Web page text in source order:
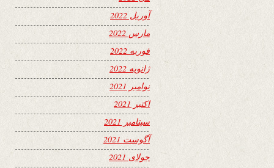
آوریل 2022
مارس 2022
فوریه 2022
ژانویه 2022
نوامبر 2021
اکتبر 2021
سپتامبر 2021
آگوست 2021
جولای 2021